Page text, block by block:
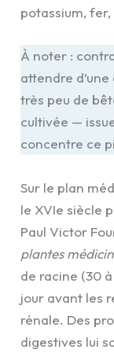
potassium, fer,
À noter :
attendre
très peu de
cultivée —
concentre ce
Sur le plan
le XVIe siècle
Paul Victor
plantes
de racine (30
jour avant les
rénale. Des
digestives lui